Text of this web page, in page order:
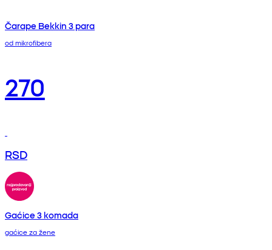
Čarape Bekkin 3 para
od mikrofibera
270
RSD
Gaćice 3 komada
gaćice za žene